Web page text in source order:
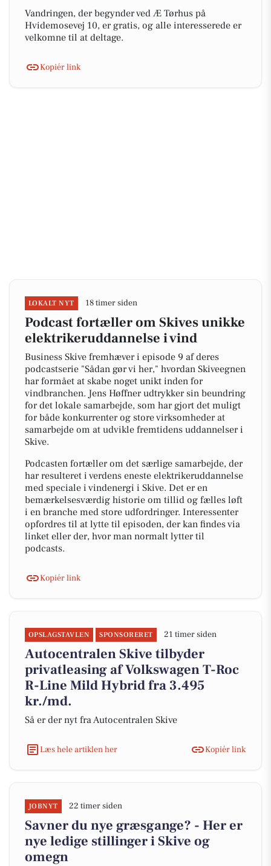
Vandringen, der begynder ved Æ Tørhus på
Hvidemosevej 10, er gratis, og alle interesserede er
velkomne til at deltage.
Kopiér link
LOKALT NYT 18 timer siden
Podcast fortæller om Skives unikke
elektrikeruddannelse i vind
Business Skive fremhæver i episode 9 af deres
podcastserie "Sådan gør vi her," hvordan Skiveegnen
har formået at skabe noget unikt inden for
vindbranchen. Jens Høffner udtrykker sin beundring
for det lokale samarbejde, som har gjort det muligt
for både konkurrenter og store virksomheder at
samarbejde om at udvikle fremtidens uddannelser i
Skive.
Podcasten fortæller om det særlige samarbejde, der
har resulteret i verdens eneste elektrikeruddannelse
med speciale i vindenergi i Skive. Det er en
bemærkelsesværdig historie om tillid og fælles løft
i en branche med store udfordringer. Interessenter
opfordres til at lytte til episoden, der kan findes via
linket eller der, hvor man normalt lytter til
podcasts.
Kopiér link
OPSLAGSTAVLEN SPONSORERET 21 timer siden
Autocentralen Skive tilbyder
privatleasing af Volkswagen T-Roc
R-Line Mild Hybrid fra 3.495
kr./md.
Så er der nyt fra Autocentralen Skive
Læs hele artiklen her Kopiér link
JOBNYT 22 timer siden
Savner du nye græsgange? - Her er
nye ledige stillinger i Skive og
omegn